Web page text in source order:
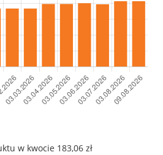
w kwocie 183,06 zł